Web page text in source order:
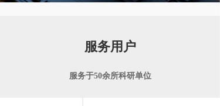
服务用户
服务于50余所科研单位